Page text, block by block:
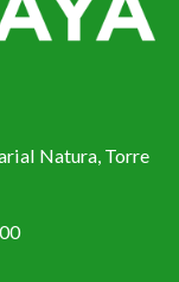
Natura, Torre